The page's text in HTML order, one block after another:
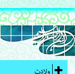
ولادت